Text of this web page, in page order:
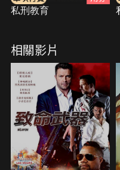
私刑教育
相關影片